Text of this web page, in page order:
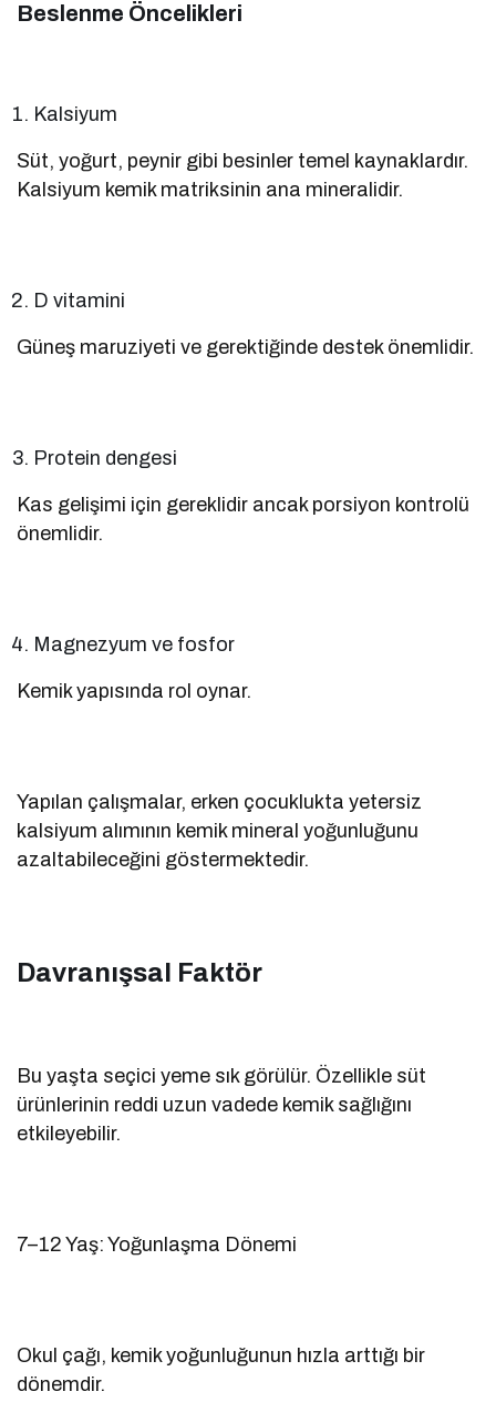
Beslenme Öncelikleri
Kalsiyum
Süt, yoğurt, peynir gibi besinler temel kaynaklardır.
Kalsiyum kemik matriksinin ana mineralidir.
D vitamini
Güneş maruziyeti ve gerektiğinde destek önemlidir.
Protein dengesi
Kas gelişimi için gereklidir ancak porsiyon kontrolü
önemlidir.
Magnezyum ve fosfor
Kemik yapısında rol oynar.
Yapılan çalışmalar, erken çocuklukta yetersiz
kalsiyum alımının kemik mineral yoğunluğunu
azaltabileceğini göstermektedir.
Davranışsal Faktör
Bu yaşta seçici yeme sık görülür. Özellikle süt
ürünlerinin reddi uzun vadede kemik sağlığını
etkileyebilir.
7–12 Yaş: Yoğunlaşma Dönemi
Okul çağı, kemik yoğunluğunun hızla arttığı bir
dönemdir.